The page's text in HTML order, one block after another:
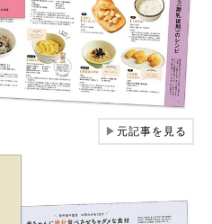
▶元記事を見る